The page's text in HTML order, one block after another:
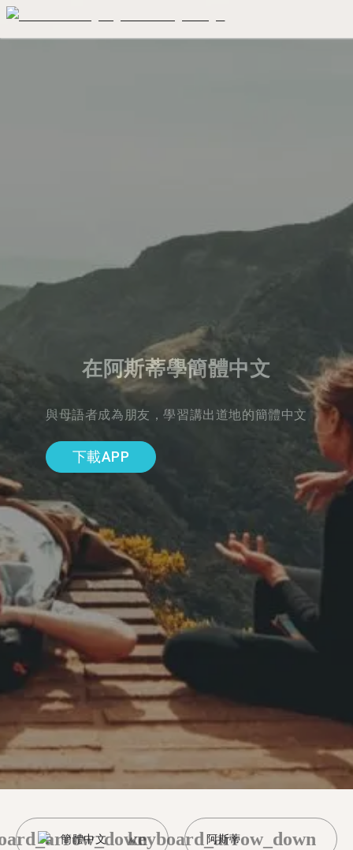
在阿斯蒂學簡體中文
與母語者成為朋友，學習講出道地的簡體中文
下載APP
簡體中文 阿斯蒂
keyboard_arrow_down